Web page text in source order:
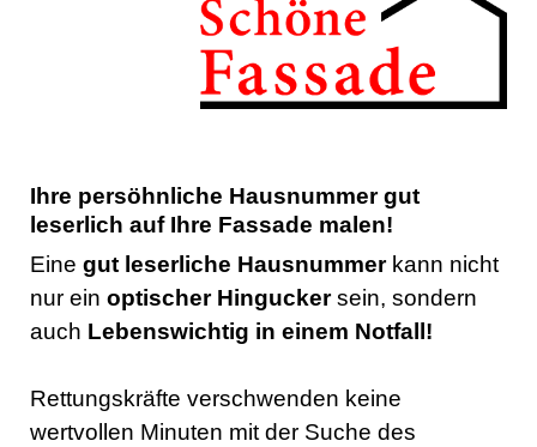
Ihre persöhnliche Hausnummer gut
leserlich auf Ihre Fassade malen!
Eine gut leserliche Hausnummerkann nicht
nur ein optischer Hinguckersein, sondern
auch Lebenswichtig in einem Notfall!
Rettungskräfte verschwenden keine
wertvollen Minuten mit der Suche des